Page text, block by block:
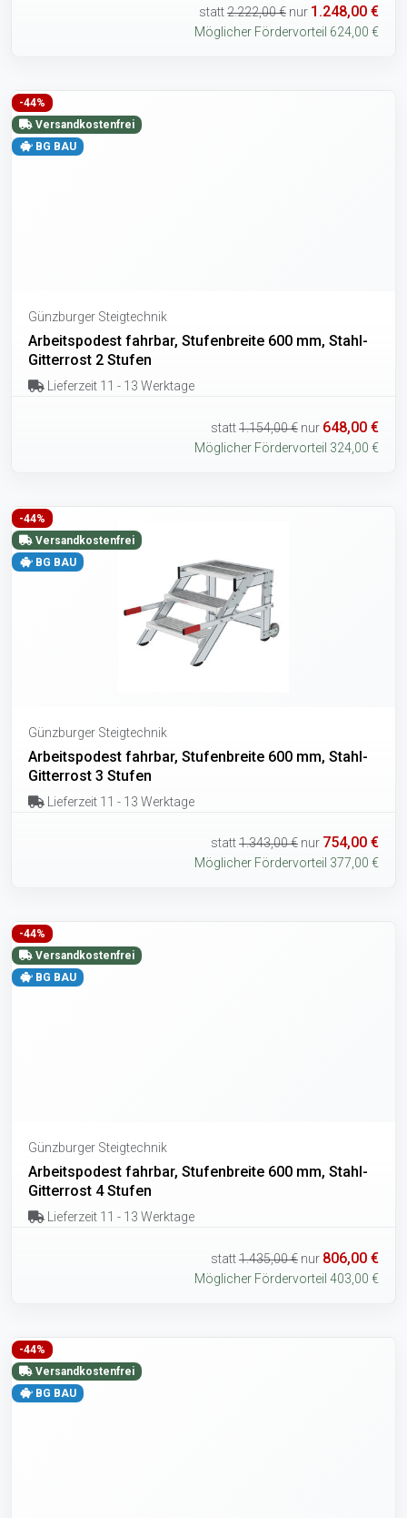
statt2.222,00 € nur 1.248,00 €
Möglicher Fördervorteil 624,00 €
-44%
Versandkostenfrei
BG BAU
Günzburger Steigtechnik
Arbeitspodest fahrbar, Stufenbreite 600 mm, Stahl-
Gitterrost 2 Stufen
Lieferzeit 11 - 13 Werktage
statt1.154,00 € nur 648,00 €
Möglicher Fördervorteil 324,00 €
-44%
Versandkostenfrei
BG BAU
Günzburger Steigtechnik
Arbeitspodest fahrbar, Stufenbreite 600 mm, Stahl-
Gitterrost 3 Stufen
Lieferzeit 11 - 13 Werktage
statt1.343,00 € nur 754,00 €
Möglicher Fördervorteil 377,00 €
-44%
Versandkostenfrei
BG BAU
Günzburger Steigtechnik
Arbeitspodest fahrbar, Stufenbreite 600 mm, Stahl-
Gitterrost 4 Stufen
Lieferzeit 11 - 13 Werktage
statt1.435,00 € nur 806,00 €
Möglicher Fördervorteil 403,00 €
-44%
Versandkostenfrei
BG BAU